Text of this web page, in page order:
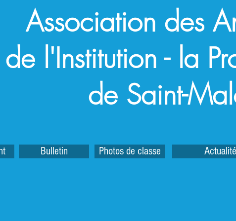
Association des
de l'Institution - la
de Saint-
Bulletin Photos de classe